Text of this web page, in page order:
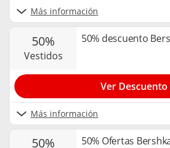
Más información
50%
vestidos
50% descuento
Más información
Ver Descuento
50% 50% Ofertas